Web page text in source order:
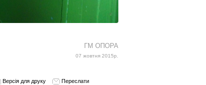
ГМ ОПОРА
07 жовтня 2015р.
Версія для друку Переслати